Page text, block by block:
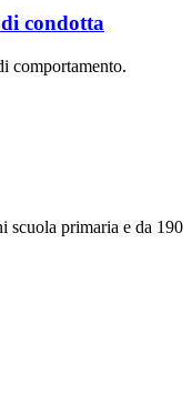
condotta
comportamento.
scuola primaria e da 190